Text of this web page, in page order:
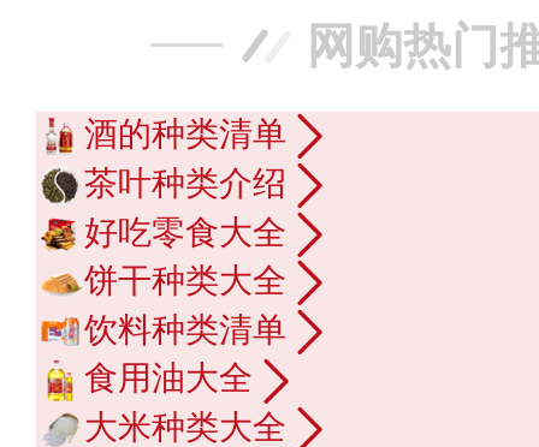
网购热门
酒的种类清单
茶叶种类介绍
好吃零食大全
饼干种类大全
饮料种类清单
食用油大全
大米种类大全